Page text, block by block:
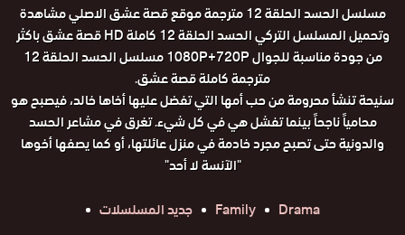
مسلسل الحسد الحلقة 12 مترجمة موقع قصة عشق الاصلي مشاهدة
وتحميل المسلسل التركي الحسد الحلقة 12 كاملة HD قصة عشق باكثر
من جودة مناسبة للجوال 1080P+720P مسلسل الحسد الحلقة 12
مترجمة كاملة قصة عشق.
سنيحة تنشأ محرومة من حب أمها التي تفضل عليها أخاها خالد، فيصبح هو
محامياً ناجحاً بينما تفشل هي في كل شيء. تغرق في مشاعر الحسد
والدونية حتى تصبح مجرد خادمة في منزل عائلتها، أو كما يصفها أخوها
"الآنسة لا أحد"
Drama
Family
جديد المسلسلات